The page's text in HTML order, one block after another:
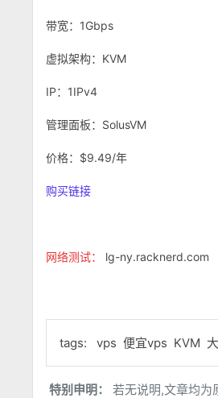
带宽：1Gbps
虚拟架构：KVM
IP：1IPv4
管理面板：SolusVM
价格：$9.49/年
购买链接
网络测试： lg-ny.racknerd.com
tags: vps 便宜vps KVM
特别申明：
若无说明,文章均为